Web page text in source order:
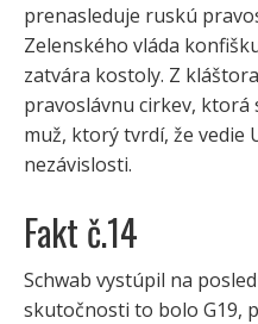
prenasleduje ruskú
Zelenského vláda
zatvára kostoly. Z
pravoslávnu cirkev, ktorá
muž, ktorý tvrdí, že vedie
nezávislosti.
Fakt č.14
Schwab vystúpil na
skutočnosti to bolo G19,